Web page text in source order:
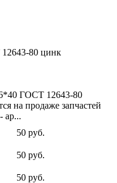
ГОСТ 12643-80
на продаже запчастей
ар...
50 руб.
50 руб.
50 руб.